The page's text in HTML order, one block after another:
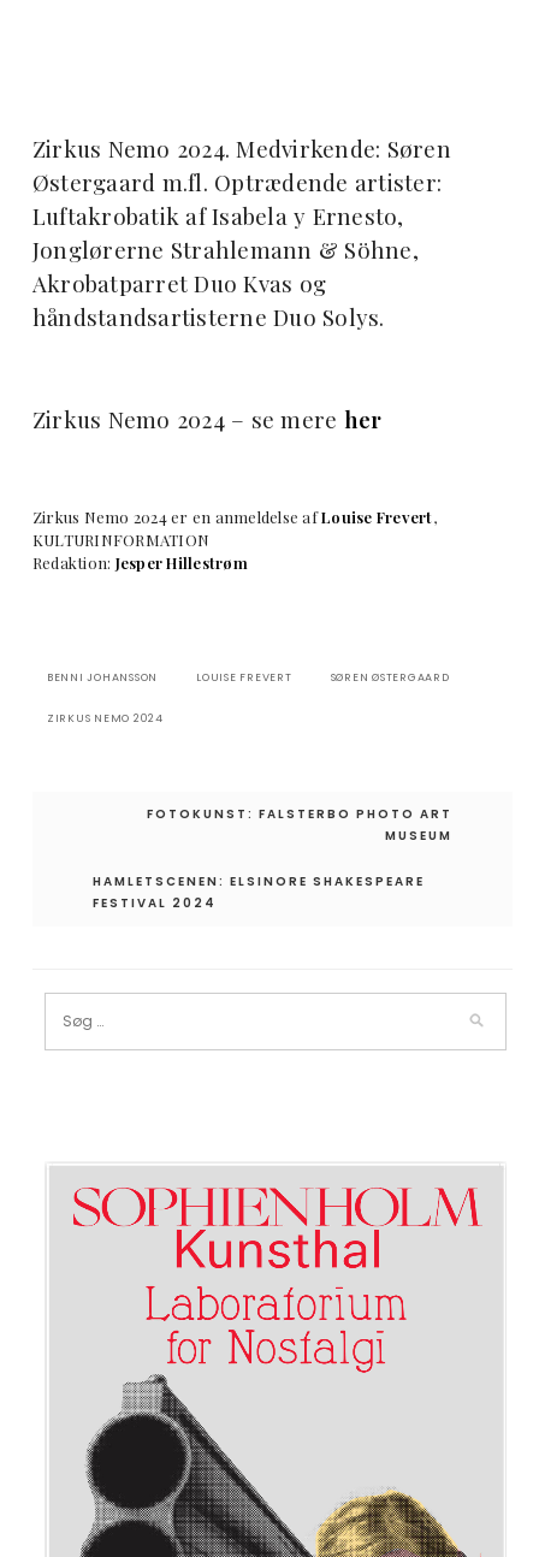
Zirkus Nemo 2024. Medvirkende: Søren
Østergaard m.fl. Optrædende artister:
Luftakrobatik af Isabela y Ernesto,
Jonglørerne Strahlemann & Söhne,
Akrobatparret Duo Kvas og
håndstandsartisterne Duo Solys.
Zirkus Nemo 2024 – se mere her
Zirkus Nemo 2024 er en anmeldelse afLouise Frevert,
KULTURINFORMATION
Redaktion: Jesper Hillestrøm
BENNI JOHANSSON LOUISE FREVERT SØREN ØSTERGAARD
ZIRKUS NEMO 2024
IndlægsnavigationFOTOKUNST: FALSTERBO PHOTO ART
MUSEUM
HAMLETSCENEN: ELSINORE SHAKESPEARE
FESTIVAL 2024